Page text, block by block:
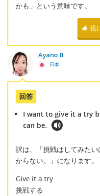
かも」という意味です。
役
Ayano B
日本
回答
I want to give it a try
can be.
訳は、「挑戦はしてみた
からない。」になります。
Give it a try
挑戦する